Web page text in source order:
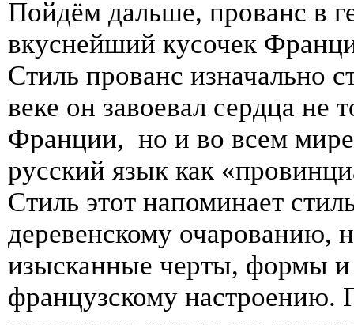
Пойдём дальше, прованс в
вкуснейший кусочек
Стиль прованс изначально
веке он завоевал сердца не
Франции, но и во всем
русский язык как
Стиль этот напоминает
деревенскому очарованию,
изысканные черты, формы и
французскому настроению.